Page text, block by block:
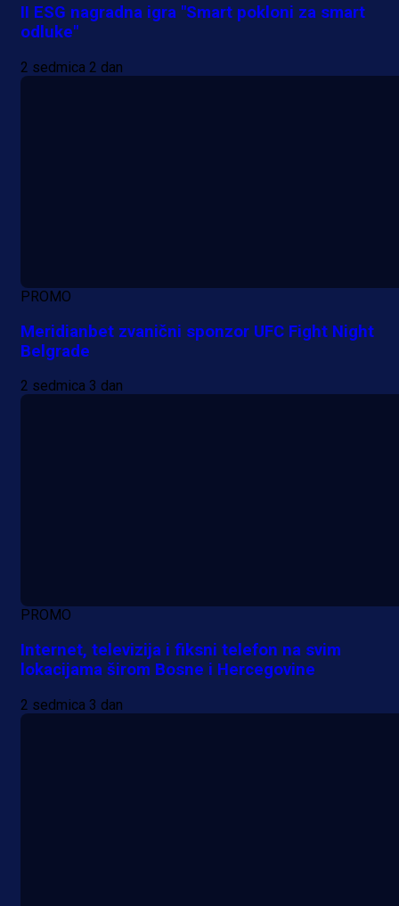
II ESG nagradna igra "Smart pokloni za smart
odluke"
2 sedmica 2 dan
PROMO
Meridianbet zvanični sponzor UFC Fight Night
Belgrade
2 sedmica 3 dan
PROMO
Internet, televizija i fiksni telefon na svim
lokacijama širom Bosne i Hercegovine
2 sedmica 3 dan